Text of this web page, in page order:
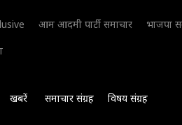
आम आदमी पार्टी समाचार भाजपा
खबरें समाचार संग्रह विषय संग्रह